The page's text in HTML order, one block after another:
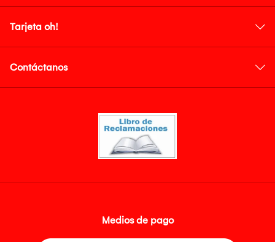
Tarjeta oh!
Contáctanos
Medios de pago